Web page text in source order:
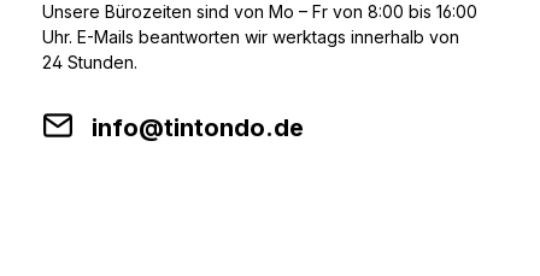
Unsere Bürozeiten sind von Mo – Fr von 8:00 bis 16:00
Uhr. E-Mails beantworten wir werktags innerhalb von
24 Stunden.
info@tintondo.de